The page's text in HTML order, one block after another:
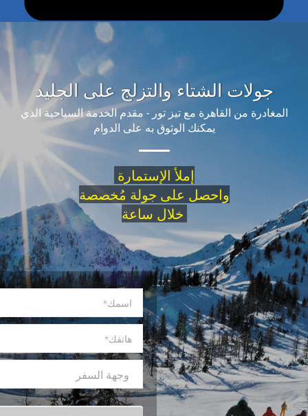
جولات الشتاء والتزلج على الجليد
من القاهرة مع تيز تور - مقدم الخدمة السياحية الذي
يمكنك الوثوق به على الدوام
إملأ الإستمارة
واحصل على جولة مُخصصة
خلال ساعة